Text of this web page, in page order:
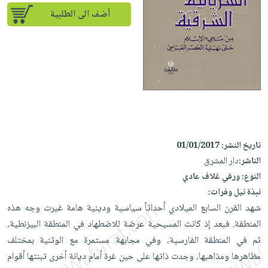
إختياراتنا
كتب
أكاديمية
صندوق
iKitab
حدود
يتكرر
على
Android
تحميل
iKitab
على
Apple
أسئلة
يتكرر
طرحها
تحميل
على
masmu3
على
Apple
المواضيع
الأكثر
مبيعاً
وسائل
القراءة
جوائز
تعليمية
جديد
أجهزة
العناية
الشخصية
العناية
وتصفيف
الشعر
العناية
بالجسم
المطبخ
والسفرة
جديد
الكل
أواني
الطهي
أدوات
متجر
الهدايا
أقسام
أضف الى الطلبية
تاريخ النشر:01/01/2017
الناشر:دار المشرق
النوع:ورقي غلاف عادي
نبذة نيل وفرات:
شهد القرن السابع الميلادي أحداثاً سياسية ودينية هامة غيرت وجه هذه
المنطقة. فبعد إذ كانت المسيحية عرضة للاضطهاد في المنطقة البيزنطية،
ثم في المنطقة الفارسية، وفي مجابهة مستمرة مع الوثنية بمختلف
مظاهرها ومذاهبها، وجدت ذاتها على حين غرة أمام ديانة أخرى تبنتها أقوام